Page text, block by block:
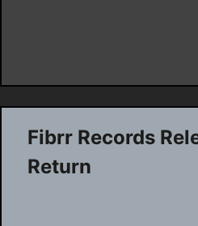
Fibrr Records
Return